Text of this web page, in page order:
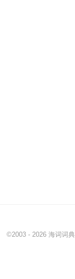
©2003 - 2026 海词词典